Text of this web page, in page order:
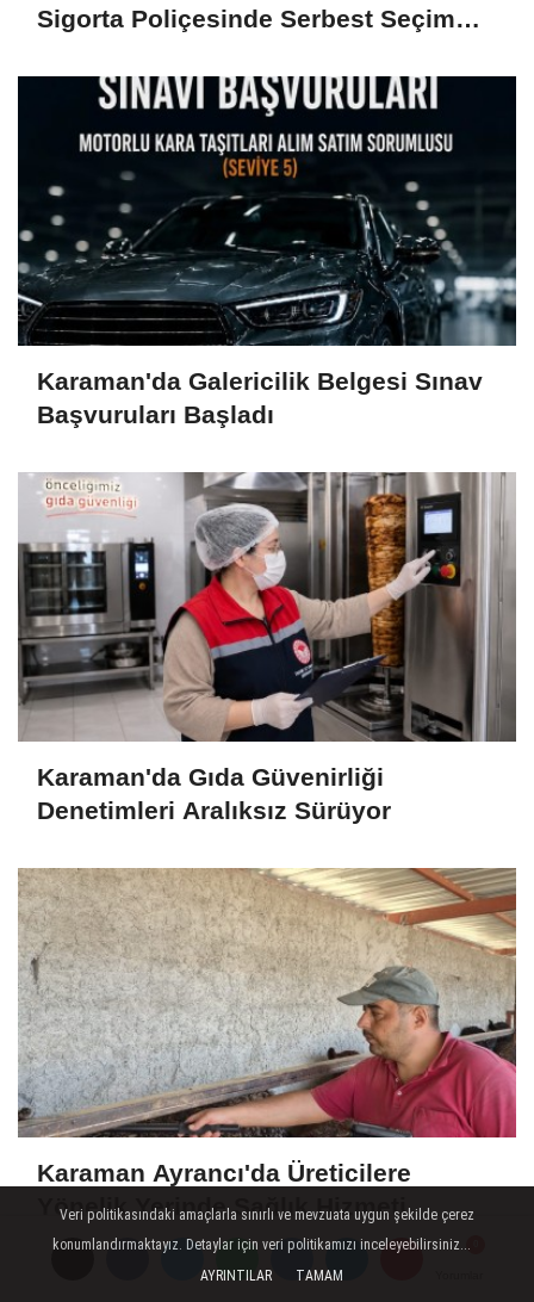
Sigorta Poliçesinde Serbest Seçim
Karaman'da Galericilik Belgesi Sınav
Başvuruları Başladı
Karaman'da Gıda Güvenirliği
Denetimleri Aralıksız Sürüyor
Karaman Ayrancı'da Üreticilere
Yönelik Yerinde Sağlık Hizmeti
Veri politikasındaki amaçlarla sınırlı ve mevzuata uygun şekilde çerez
konumlandırmaktayız. Detaylar için veri politikamızı inceleyebilirsiniz...
AYRINTILAR
TAMAM